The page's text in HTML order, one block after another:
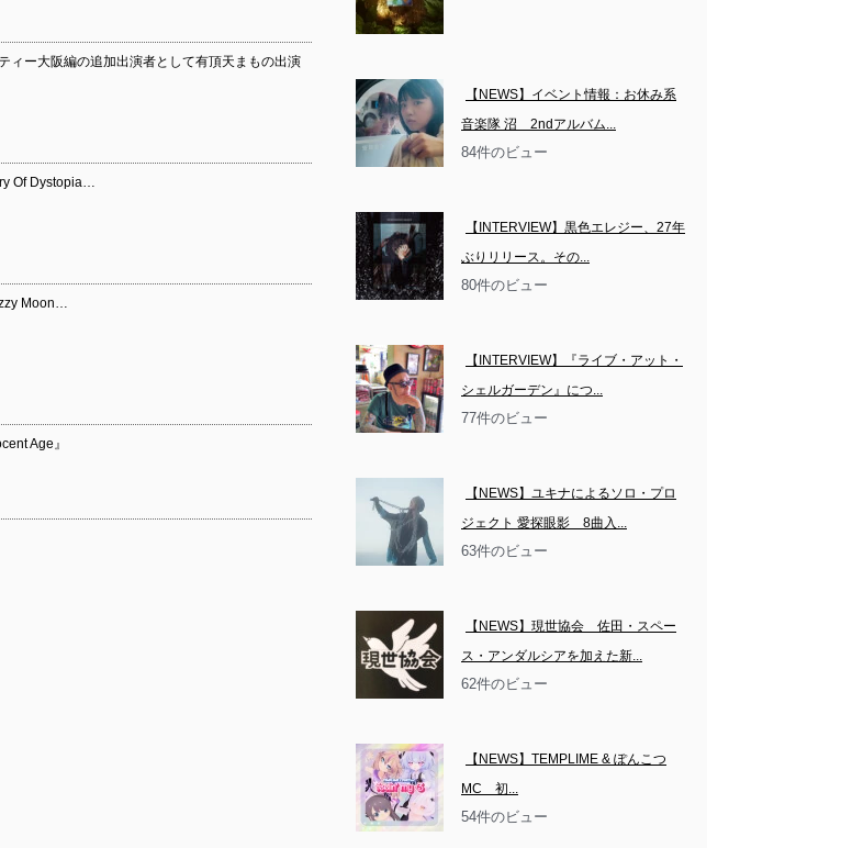
ィー大阪編の追加出演者として有頂天まもの出演
Of Dystopia…
Moon…
Age』
【NEWS】イベント情報：お休み系
音楽隊 沼　2ndアルバム...
84件のビュー
【INTERVIEW】黒色エレジー、27年
ぶりリリース。その...
80件のビュー
【INTERVIEW】『ライブ・アット・
シェルガーデン』につ...
77件のビュー
【NEWS】ユキナによるソロ・プロ
ジェクト 愛探眼影　8曲入...
63件のビュー
【NEWS】現世協会　佐田・スペー
ス・アンダルシアを加えた新...
62件のビュー
【NEWS】TEMPLIME & ぽんこつ
MC　初...
54件のビュー